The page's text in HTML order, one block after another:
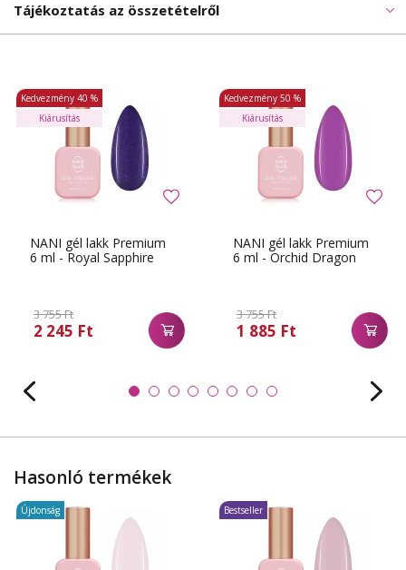
Tájékoztatás az összetételről
NANI gél lakk Premium
6 ml - Royal Sapphire
3 755 Ft
2 245 Ft
Kedvezmény 40 %
Kiárusítás
NANI gél lakk Premium
6 ml - Orchid Dragon
3 755 Ft
1 885 Ft
Kedvezmény 50 %
Kiárusítás
Hasonló termékek
Újdonság Bestseller